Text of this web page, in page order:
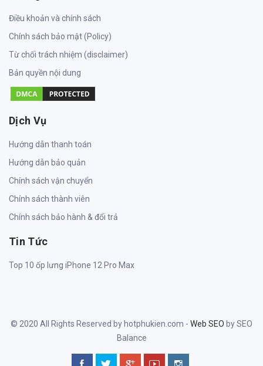
Điều khoản và chính sách
Chính sách bảo mật (Policy)
Từ chối trách nhiệm (disclaimer)
Bản quyền nội dung
Dịch Vụ
Hướng dẫn thanh toán
Hướng dẫn bảo quản
Chính sách vận chuyển
Chính sách thành viên
Chính sách bảo hành & đổi trả
Tin Tức
Top 10 ốp lưng iPhone 12 Pro Max
© 2020 All Rights Reserved by hotphukien.com - Web SEO by SEO
Balance